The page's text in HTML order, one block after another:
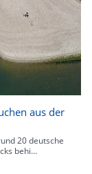
aus der
20 deutsche
behi...